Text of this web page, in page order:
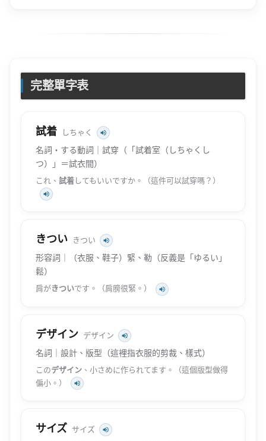
完整單字表
試着 しちゃく
名詞・する動詞｜試穿（「試着室（しちゃくし
つ）」＝試衣間）
これ、 試着してもいいですか。（這件可以試穿嗎？）
きつい きつい
形容詞｜（衣服、鞋子）緊、勒（反義是「ゆるい」
鬆）
肩がきついです。（肩膀很緊。）
デザイン デザイン
名詞｜設計、版型（這裡指衣服的剪裁、樣式）
このデザイン 、小さめに作られてます。（這個版型做得
偏小。）
サイズ サイズ